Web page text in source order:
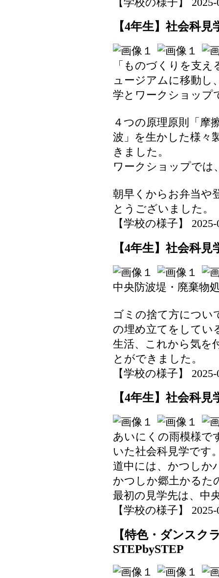
【4年生】社会科見
「ものづくりを支
ュージアムに移動し
学とワークショップ
４つの原理原則「摩
波」を生かした様々
きました。
ワークショップでは
朝早くからお弁当や
とうございました。
【学校の様子】
【4年生】社会科見
中央防波堤・廃棄物
ゴミの捨て方につい
の埋め立てをしてい
生活、これから気を
とができました。
【学校の様子】
【4年生】社会科見
あいにくの雨模様で
いた社会科見学です
道中には、かつしか
かつしか郷土かるた
最初の見学先は、中
【学校の様子】
【特色・ダンスク
STEPbySTEP